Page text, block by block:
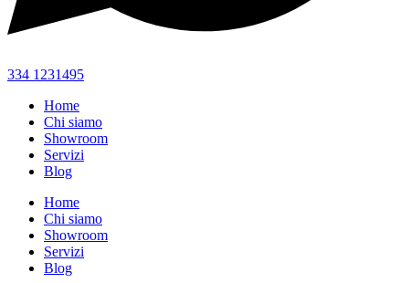
334 1231495
Home
Chi siamo
Showroom
Servizi
Blog
Home
Chi siamo
Showroom
Servizi
Blog